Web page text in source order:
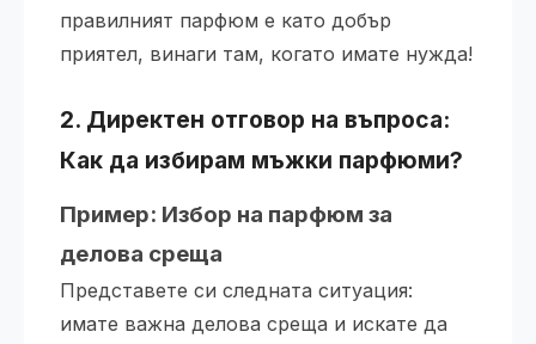
правилният парфюм е като добър
приятел, винаги там, когато имате нужда!
2. Директен отговор на въпроса:
Как да избирам мъжки парфюми?
Пример: Избор на парфюм за
делова среща
Представете си следната ситуация:
имате важна делова среща и искате да